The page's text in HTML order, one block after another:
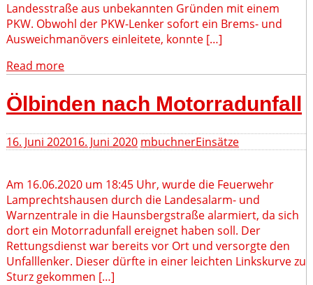
Landesstraße aus unbekannten Gründen mit einem
PKW. Obwohl der PKW-Lenker sofort ein Brems- und
Ausweichmanövers einleitete, konnte […]
Read more
Ölbinden nach Motorradunfall
16. Juni 202016. Juni 2020 mbuchnerEinsätze
Am 16.06.2020 um 18:45 Uhr, wurde die Feuerwehr
Lamprechtshausen durch die Landesalarm- und
Warnzentrale in die Haunsbergstraße alarmiert, da sich
dort ein Motorradunfall ereignet haben soll. Der
Rettungsdienst war bereits vor Ort und versorgte den
Unfalllenker. Dieser dürfte in einer leichten Linkskurve zu
Sturz gekommen […]